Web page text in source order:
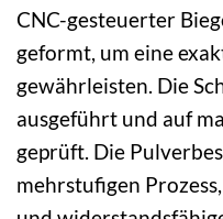
CNC-gesteuerter
geformt, um eine
gewährleisten. Die
ausgeführt und auf
geprüft. Die
mehrstufigen